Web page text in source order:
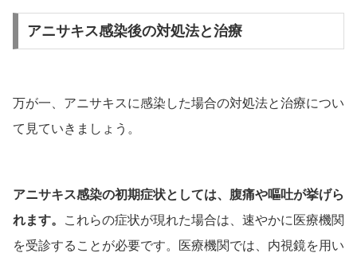
アニサキス感染後の対処法と治療
万が一、アニサキスに感染した場合の対処法と治療につい
て見ていきましょう。
アニサキス感染の初期症状としては、腹痛や嘔吐が挙げら
れます。
これらの症状が現れた場合は、速やかに医療機関
を受診することが必要です。医療機関では、内視鏡を用い